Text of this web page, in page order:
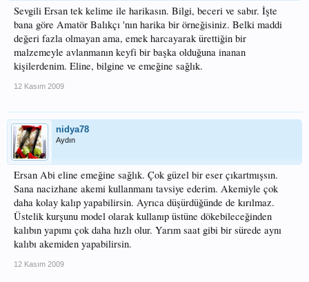
Sevgili Ersan tek kelime ile harikasın. Bilgi, beceri ve sabır. İşte
bana göre Amatör Balıkçı 'nın harika bir örneğisiniz. Belki maddi
değeri fazla olmayan ama, emek harcayarak ürettiğin bir
malzemeyle avlanmanın keyfi bir başka olduğuna inanan
kişilerdenim. Eline, bilgine ve emeğine sağlık.
12 Kasım 2009
nidya78
Aydın
Ersan Abi eline emeğine sağlık. Çok güzel bir eser çıkartmışsın.
Sana nacizhane akemi kullanmanı tavsiye ederim. Akemiyle çok
daha kolay kalıp yapabilirsin. Ayrıca düşürdüğünde de kırılmaz.
Üstelik kurşunu model olarak kullanıp üstüne dökebileceğinden
kalıbın yapımı çok daha hızlı olur. Yarım saat gibi bir sürede aynı
kalıbı akemiden yapabilirsin.
12 Kasım 2009